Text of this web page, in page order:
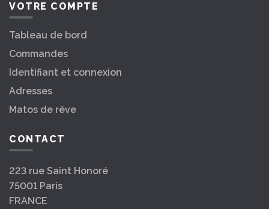
VOTRE COMPTE
Tableau de bord
Commandes
Identifiant et connexion
Adresses
Matos de rêve
CONTACT
223 rue Saint Honoré
75001 Paris
FRANCE